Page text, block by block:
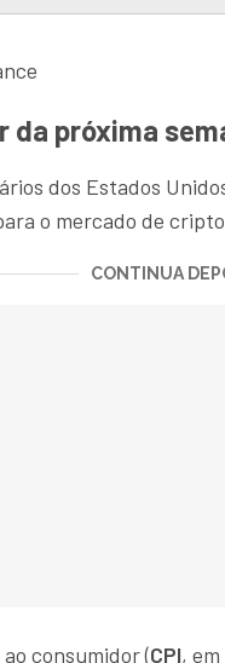
da próxima
dos Estados
o mercado de
CONTINUA
consumidor (CPI,